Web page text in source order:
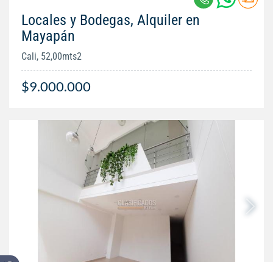
Locales y Bodegas, Alquiler en
Mayapán
Cali, 52,00mts2
$9.000.000